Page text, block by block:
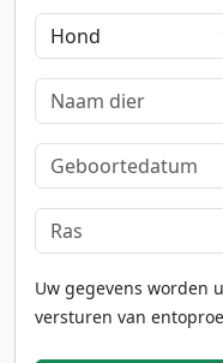
Uw gegevens worden
versturen van